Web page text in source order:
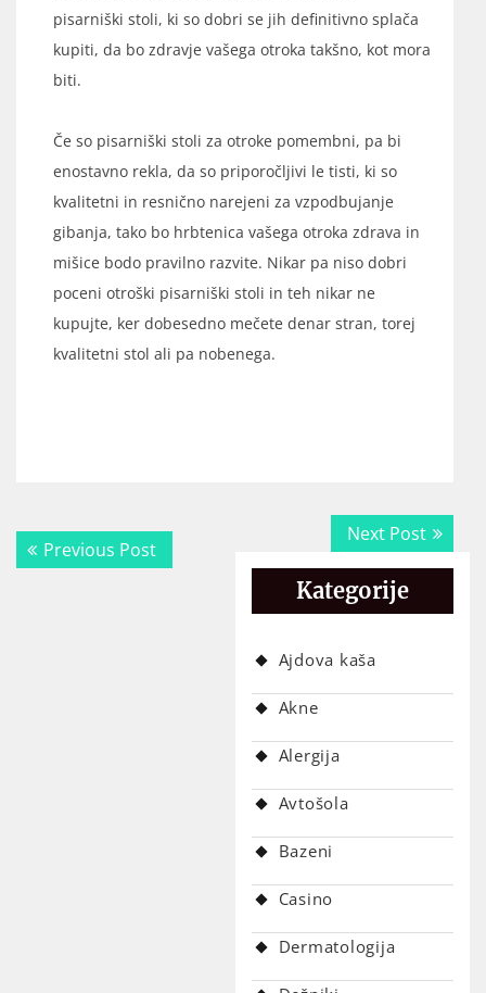
pisarniški stoli, ki so dobri se jih definitivno splača
kupiti, da bo zdravje vašega otroka takšno, kot mora
biti.
Če so pisarniški stoli za otroke pomembni, pa bi
enostavno rekla, da so priporočljivi le tisti, ki so
kvalitetni in resnično narejeni za vzpodbujanje
gibanja, tako bo hrbtenica vašega otroka zdrava in
mišice bodo pravilno razvite. Nikar pa niso dobri
poceni otroški pisarniški stoli in teh nikar ne
kupujte, ker dobesedno mečete denar stran, torej
kvalitetni stol ali pa nobenega.
Navigacija
prispevka
Previous PostPrevious
post:
Next PostNext
post:
Kategorije
Ajdova kaša
Akne
Alergija
Avtošola
Bazeni
Casino
Dermatologija